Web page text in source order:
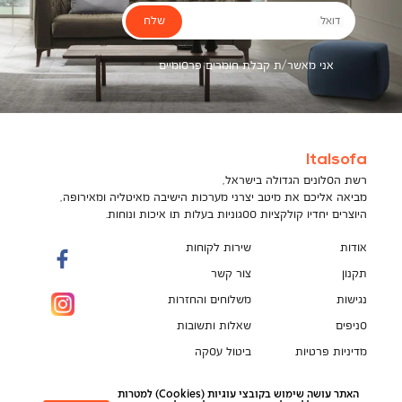
דואל
אני מאשר/ת קבלת חומרים פרסומיים
שלח
Italsofa
רשת הסלונים הגדולה בישראל,
מביאה אליכם את מיטב יצרני מערכות הישיבה מאיטליה ומאירופה,
היוצרים יחדיו קולקציות ססגוניות בעלות תו איכות ונוחות.
אודות
תקנון
נגישות
סניפים
מדיניות פרטיות
שירות לקוחות
צור קשר
משלוחים והחזרות
שאלות ותשובות
ביטול עסקה
הספה המושלמת מחכה לך!
האתר עושה שימוש בקובצי עוגיות (Cookies) למטרות